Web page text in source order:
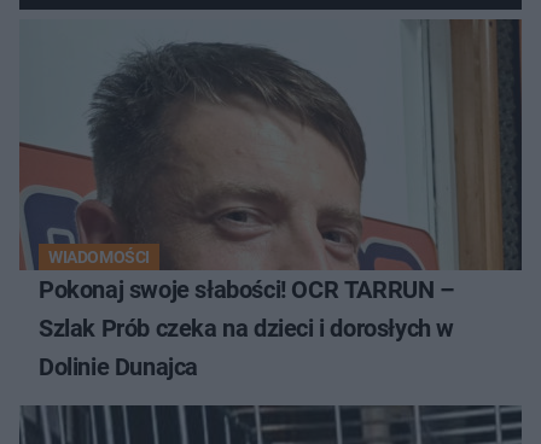
WIADOMOŚCI
Pokonaj swoje słabości! OCR TARRUN –
Szlak Prób czeka na dzieci i dorosłych w
Dolinie Dunajca